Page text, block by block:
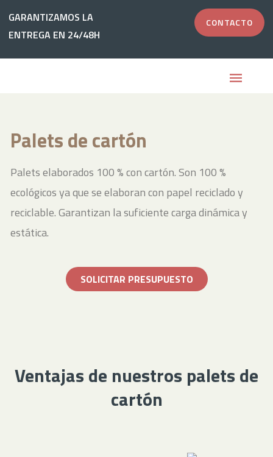
contenido
GARANTIZAMOS LA
ENTREGA EN 24/48H
CONTACTO
GARANTIZAMOS LA
ENTREGA EN 24/48H
CONTACTO
Palets de cartón
Palets elaborados 100 % con cartón. Son 100 %
ecológicos ya que se elaboran con papel reciclado y
reciclable. Garantizan la suficiente carga dinámica y
estática.
SOLICITAR PRESUPUESTO
Ventajas de nuestros palets de
cartón